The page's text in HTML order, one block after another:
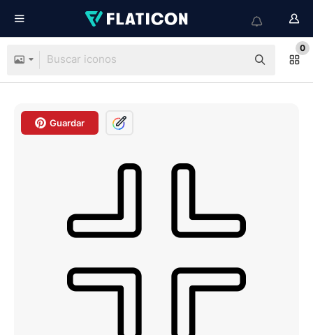
0
Guardar